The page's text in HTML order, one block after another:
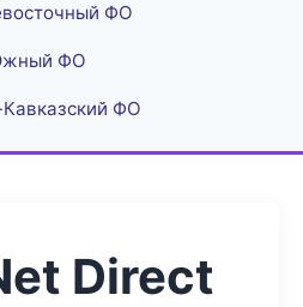
ФО
ФО
ФО
Direct